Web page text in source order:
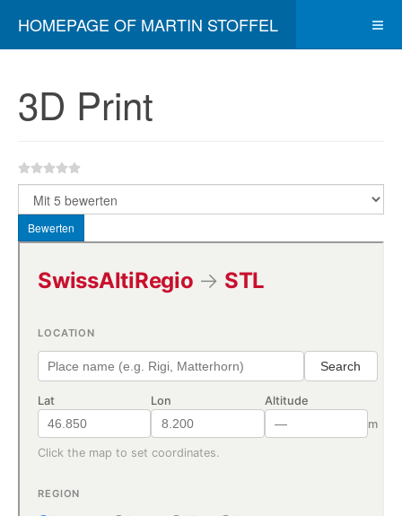
HOMEPAGE OF MARTIN STOFFEL
3D Print
Bitte bewerten